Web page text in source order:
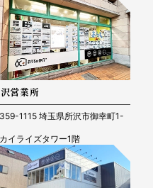
営業所
1115 埼玉県所沢市御幸町1-
イライズタワー1階